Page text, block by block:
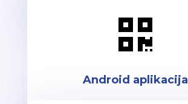

Android aplikacija